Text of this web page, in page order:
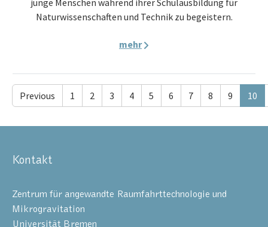
junge Menschen während ihrer Schulausbildung für
Naturwissenschaften und Technik zu begeistern.
mehr
Previous 1 2 3 4 5 6 7 8 9 10
Kontakt
Zentrum für angewandte Raumfahrttechnologie und
Mikrogravitation
Universität Bremen